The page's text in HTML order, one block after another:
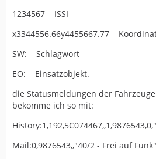
1234567 = ISSI
x3344556.66y4455667.77 =
SW: = Schlagwort
EO: = Einsatzobjekt.
die Statusmeldungen der Fahrzeuge
bekomme ich so mit:
Mail:0,9876543,,"40/2 - Frei auf Funk"